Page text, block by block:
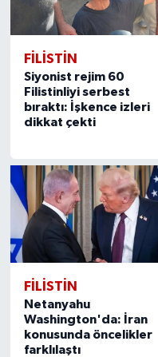
FILISTIN
Siyonist rejim 60
Filistinliyi serbest
bıraktı: İşkence izleri
dikkat çekti
FILISTIN
Netanyahu
Washington'da: İran
konusunda öncelikler
farklılaştı